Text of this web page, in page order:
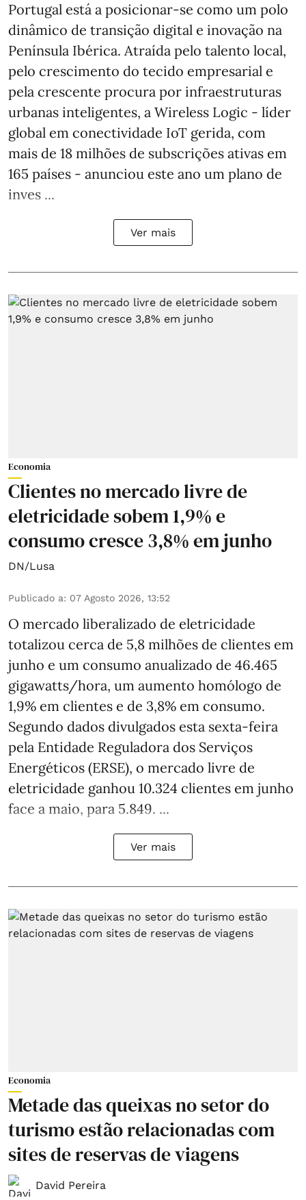
Portugal está a posicionar-se como um polo
dinâmico de transição digital e inovação na
Península Ibérica. Atraída pelo talento local,
pelo crescimento do tecido empresarial e
pela crescente procura por infraestruturas
urbanas inteligentes, a Wireless Logic - líder
global em conectividade IoT gerida, com
mais de 18 milhões de subscrições ativas em
165 países - anunciou este ano um plano de
inves ...
Ver mais
Economia
Clientes no mercado livre de
eletricidade sobem 1,9% e
consumo cresce 3,8% em junho
DN/Lusa
Publicado a: 07 Agosto 2026, 13:52
O mercado liberalizado de eletricidade
totalizou cerca de 5,8 milhões de clientes em
junho e um consumo anualizado de 46.465
gigawatts/hora, um aumento homólogo de
1,9% em clientes e de 3,8% em consumo.
Segundo dados divulgados esta sexta-feira
pela Entidade Reguladora dos Serviços
Energéticos (ERSE), o mercado livre de
eletricidade ganhou 10.324 clientes em junho
face a maio, para 5.849. ...
Ver mais
Economia
Metade das queixas no setor do
turismo estão relacionadas com
sites de reservas de viagens
David Pereira